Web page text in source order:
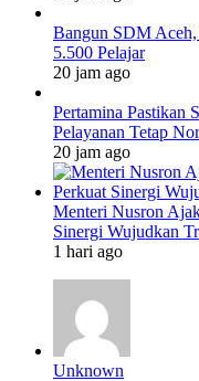
Bangun SDM
5.500 Pelajar
20 jam ago
Pertamina Pastikan
Pelayanan Tetap
20 jam ago
Menteri Nusron
Sinergi Wujudkan
1 hari ago
Unknown